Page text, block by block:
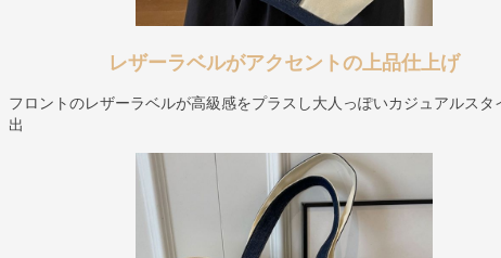
レザーラベルがアクセントの上品仕上げ
フロントのレザーラベルが高級感をプラスし大人っぽいカジュアルスタ
出